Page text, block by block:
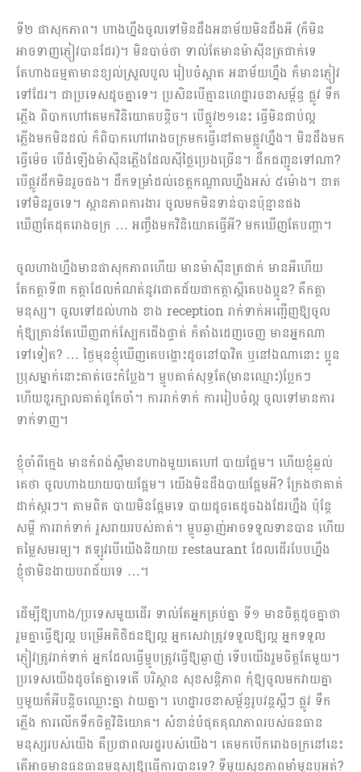
ទី២ ផាសុកភាព។ ហាងហ្នឹងចូលទៅមិនដឹងអនាម័យមិនដឹងអី (ក៏មិន
អាចទាញភ្ញៀវបានដែរ)។ មិនបាច់ថា ទាល់តែមានម៉ាស៊ីនត្រជាក់ទេ
តែហាងធម្មតាមានខ្យល់ស្រួលបួល រៀបចំ​ស្អាត អនាម័យ​ហ្នឹង ក៏មានភ្ញៀវ
ទៅដែរ។ ជាប្រទេសដូចគ្នាទេ។ ប្រសិនបើគ្មានហេដ្ឋារចនាសម្ព័ន្ធ ផ្លូវ ទឹក
ភ្លើង ពិបាកហៅគេមកវិនិយោគបន្ដិច។ បើផ្លូវ២១នេះ ធ្វើមិនជាប់ល្អ
ភ្លើងមកមិនដល់ ក៏ពិបាកហៅរោងចក្រមកធ្វើនៅតាមផ្លូវហ្នឹង។​ មិន​ដឹងមក
ធ្វើម៉េច បើដំឡើងម៉ាស៊ីនភ្លើងដែលស៊ីថ្លៃប្រេងច្រើន។ ដឹកជញ្ជូនទៅណា?
បើផ្លូវដឹកមិនរួចផង។ ដឹកទម្រាំដល់ខេត្តកណ្ដាលហ្នឹងអស់ ៥ម៉ោង។ ខាត
ទៅមិនរួចទេ។ ស្ថានភាពការងារ​ ចូលមកមិនទាន់បានប៉ុន្មានផង
ឃើញតែដុតរោងចក្រ … អញ្ចឹងមកវិនិយោគធ្វើអី? មកឃើញតែបញ្ហា។
ចូលហាងហ្នឹងមានផាសុកភាពហើយ មានម៉ាស៊ីន​ត្រជាក់ មានអីហើយ​
តែកត្ដាទី៣ កត្ដាដែលកំណត់នូវជោគជ័យជាកត្ដាស្អីគេបងប្អូន? គឺកត្ដា
មនុស្ស។ ចូលទៅដល់ហាង ខាង reception រាក់ទាក់អញ្ជើញឱ្យចូល
កុំឱ្យគ្រាន់តែឃើញពាក់ស្បែកជើងផ្ទាត់ ក៏តាំងដេញចេញ មានអ្នកណា
ទៅទៀត? … ថ្ងៃមុនខ្ញុំឃើញគេបង្ហោះដូចនៅបាវិត ឬនៅឯណានោះ ប្អូន
ប្រុសម្នាក់នោះគាត់ចេះកំប្លែង។ ម្ហូបគាត់សុទ្ធតែ(មានឈ្មោះ)ប្លែកៗ
ហើយខួរក្បាលគាត់ពូកែចាំ។ ការរាក់ទាក់ ការរៀបចំល្អ ចូលទៅមានការ
ទាក់ទាញ។
ខ្ញុំចាំពីក្មេង មានកំពង់ស្ពឺមានហាងមួយគេហៅ បាយផ្អែម។ ហើយខ្ញុំឆ្ងល់
គេថា ចូលហាងយាយបាយផ្អែម។ យើងមិនដឹងបាយផ្អែមអី? ក្រែងថាគាត់
ដាក់ស្ករៗ។ តាមពិត បាយមិនផ្អែមទេ បាយដូចគេដូចឯងដែរហ្នឹង ប៉ុន្តែ
សម្ដី ការរាក់ទាក់ រួសរាយរបស់គាត់។ ម្ហូបឆ្ងាញ់អាចទទួលទានបាន ហើយ
តម្លៃសមរម្យ។ ឥឡូវបើយើងនិយាយ restaurant ដែលដើរបែបហ្នឹង
ខ្ញុំថាមិនងាយបរាជ័យទេ …។
ដើម្បីឱ្យហាង/ប្រទេសមួយដើរ ទាល់តែអ្នកគ្រប់គ្នា ទី១ មានចិត្តដូចគ្នាថា
រួមគ្នាធ្វើឱ្យល្អ បម្រើអតិថិជនឱ្យល្អ អ្នកសេវាត្រូវទទួលឱ្យល្អ អ្នកទទួល
ភ្ញៀវត្រូវរាក់ទាក់ អ្នកដែលធ្វើម្ហូបត្រូវធ្វើឱ្យឆ្ងាញ់ ទើបយើងរួមចិត្តតែមួយ​។
ប្រទេសយើងដូចតែគ្នាទេតើ បរិស្ថាន សុខសន្តិភាព កុំឱ្យចូលមកវាយគ្នា
ឬមួយក៏អីបន្តិចឈ្លោះគ្នា វាយគ្នា។ ហេដ្ឋារចនាសម្ព័ន្ធរូបវន្តស្អីៗ​ ផ្លូវ ទឹក
ភ្លើង ការលើកទឹកចិត្តវិនិយោគ។ សំខាន់បំផុតគុណភាពរបស់ធនធាន
មនុស្សរបស់យើង គឺប្រជាពលរដ្ឋរបស់យើង។ គេមកបើករោងចក្រនៅនេះ
តើអាចមានធនធានមនុស្សឱ្យធ្វើការបានទេ? ទីមួយសុខភាពមាំមួនឬអត់?